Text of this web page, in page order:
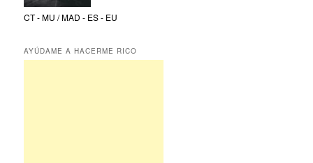
CT - MU / MAD - ES - EU
AYÚDAME A HACERME RICO